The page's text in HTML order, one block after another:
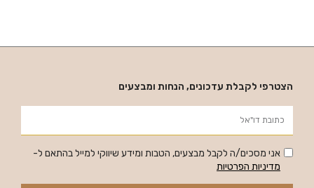
הצטרפי לקבלת עדכונים, הנחות ומבצעים
אני מסכים/ה לקבל מבצעים, הטבות ומידע שיווקי למייל בהתאם ל-
מדיניות הפרטיות